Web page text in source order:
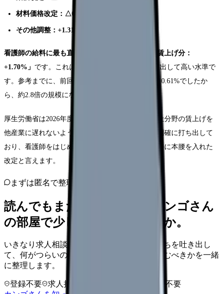
材料価格改定：△0.09%
その他調整：+1.31%
看護師の給料に最も直結するのは「医療従事者の賃上げ分：
+1.70%」 です。これは過去の改定と比較しても突出して高い水準で
す。参考までに、前回（2024年度）の賃上げ分は+0.61%でしたか
ら、約2.8倍の規模になっています。
厚生労働省は2026年度の改定で「医療・介護・福祉分野の賃上げを
他産業に遅れないように実現する」という方針を明確に打ち出して
おり、看護師をはじめとする医療従事者の処遇改善に本腰を入れた
改定と言えます。
まずは匿名で整理
読んでもまだ苦しいなら、カンゴさん
の部屋で少し話してみませんか。
いきなり求人相談には進みません。今の気持ちを吐き出し
て、何がつらいのか、辞めるべきか、少し休むべきかを一緒
に整理します。
登録不要 求人押し売りなし
病院名は入力不要